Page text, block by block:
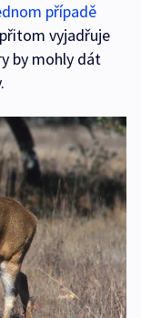
případě
vyjadřuje
by mohly dát